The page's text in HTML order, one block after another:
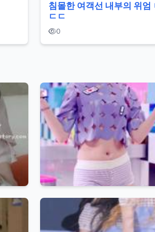
침몰한 여객선 내부의 위엄
ㄷㄷ
0